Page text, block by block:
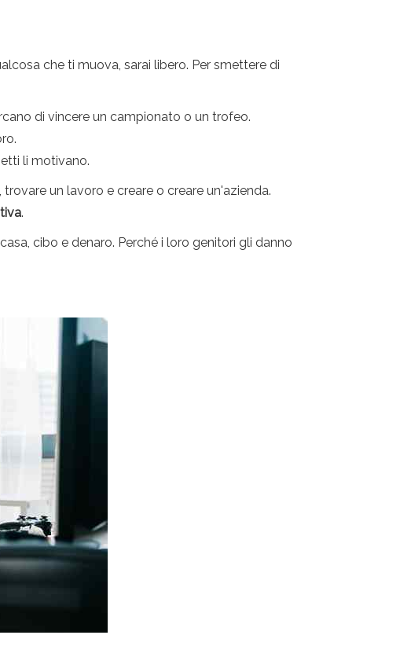
che ti muova, sarai libero. Per smettere di
di vincere un campionato o un trofeo.
li motivano.
un lavoro e creare o creare un'azienda.
.
cibo e denaro. Perché i loro genitori gli danno